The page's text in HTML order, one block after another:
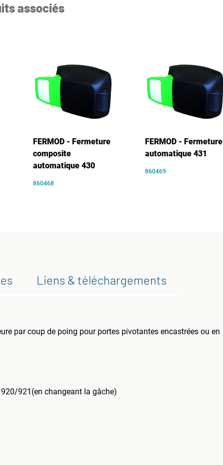
associés
FERMOD - Fermeture
composite
automatique 430
860468
FERMOD - Fermeture
automatique 431
860469
Liens & téléchargements
par coup de poing pour portes pivotantes encastrées ou en
921(en changeant la gâche)